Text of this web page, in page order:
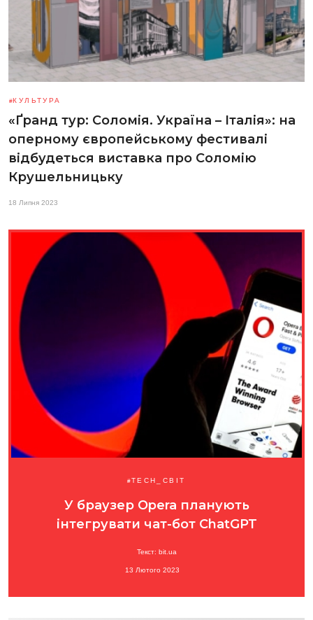
КУЛЬТУРА
«Ґранд тур: Соломія. Україна – Італія»: на
оперному європейському фестивалі
відбудеться виставка про Соломію
Крушельницьку
18 Липня 2023
TECH_СВІТ
У браузер Opera планують
інтегрувати чат-бот ChatGPT
Текст: bit.ua
13 Лютого 2023